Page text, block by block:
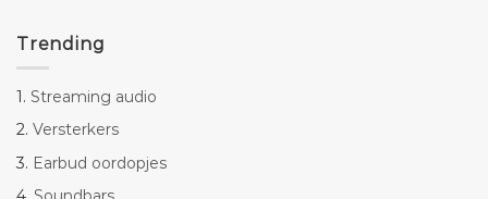
Trending
1. Streaming audio
2. Versterkers
3. Earbud oordopjes